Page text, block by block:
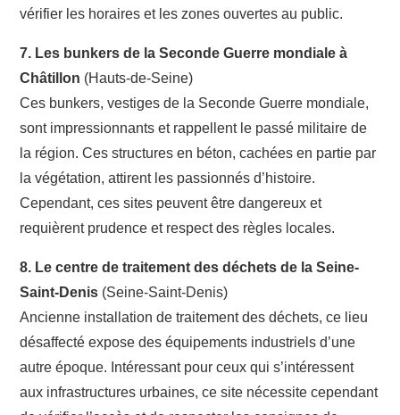
vérifier les horaires et les zones ouvertes au public.
7. Les bunkers de la Seconde Guerre mondiale à
Châtillon (Hauts-de-Seine)
Ces bunkers, vestiges de la Seconde Guerre mondiale,
sont impressionnants et rappellent le passé militaire de
la région. Ces structures en béton, cachées en partie par
la végétation, attirent les passionnés d’histoire.
Cependant, ces sites peuvent être dangereux et
requièrent prudence et respect des règles locales.
8. Le centre de traitement des déchets de la Seine-
Saint-Denis (Seine-Saint-Denis)
Ancienne installation de traitement des déchets, ce lieu
désaffecté expose des équipements industriels d’une
autre époque. Intéressant pour ceux qui s’intéressent
aux infrastructures urbaines, ce site nécessite cependant